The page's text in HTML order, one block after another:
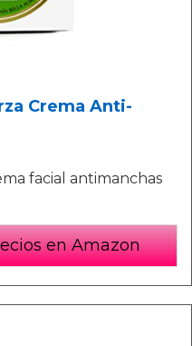
Crema Anti-
facial antimanchas
en Amazon